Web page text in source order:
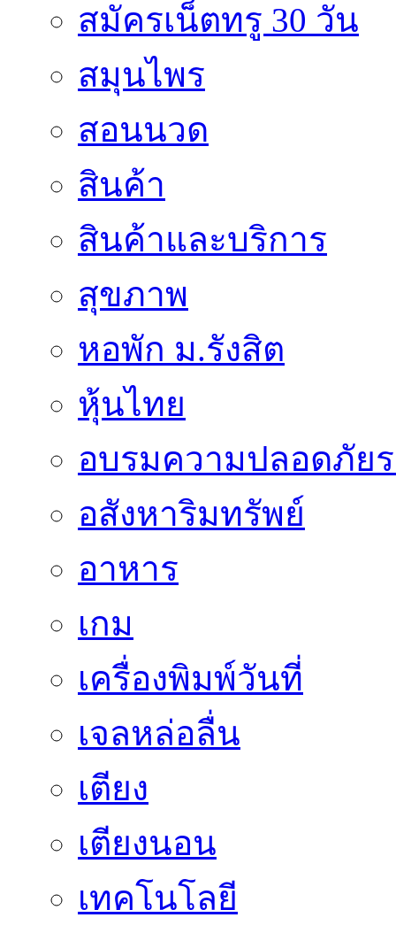
สมัครเน็ตทรู 30 วัน
สมุนไพร
สอนนวด
สินค้า
สินค้าและบริการ
สุขภาพ
หอพัก ม.รังสิต
หุ้นไทย
อบรมความปลอดภัย
อสังหาริมทรัพย์
อาหาร
เกม
เครื่องพิมพ์วันที่
เจลหล่อลื่น
เตียง
เตียงนอน
เทคโนโลยี